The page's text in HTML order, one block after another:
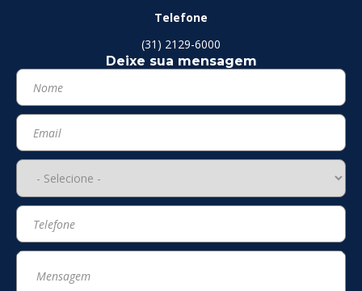
Telefone
(31) 2129-6000
Deixe sua mensagem